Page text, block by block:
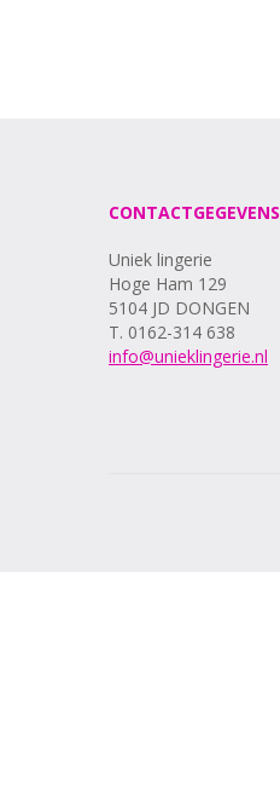
CONTACTGEGEVENS
Uniek lingerie
Hoge Ham 129
5104 JD DONGEN
T. 0162-314 638
info@unieklingerie.nl